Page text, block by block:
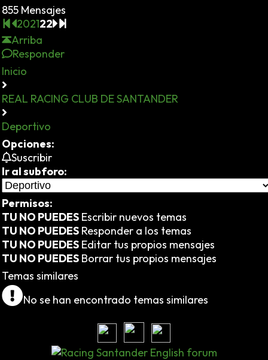
855 Mensajes
202122
Arriba
Responder
Inicio
REAL RACING CLUB DE SANTANDER
Deportivo
Opciones:
Suscribir
Ir al subforo:
Permisos:
TU NO PUEDES Escribir nuevos temas
TU NO PUEDES Responder a los temas
TU NO PUEDES Editar tus propios mensajes
TU NO PUEDES Borrar tus propios mensajes
Temas similares
No se han encontrado temas similares